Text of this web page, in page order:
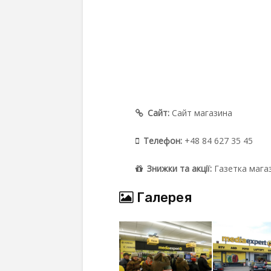
Сайт: Сайт магазина
Телефон: +48 84 627 35 45
Знижки та акції: Газетка
Галерея